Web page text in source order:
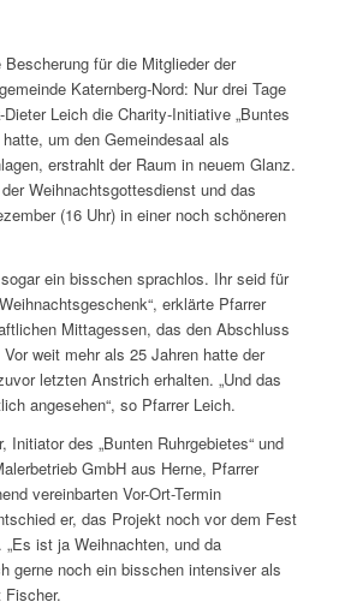
für die Mitglieder der
Katernberg-Nord: Nur drei Tage
Leich die Charity-Initiative „Buntes
um den Gemeindesaal als
erstrahlt der Raum in neuem Glanz.
Weihnachtsgottesdienst und das
(16 Uhr) in einer noch schöneren
ein bisschen sprachlos. Ihr seid für
erklärte Pfarrer
Mittagessen, das den Abschluss
weit mehr als 25 Jahren hatte der
letzten Anstrich erhalten. „Und das
angesehen“, so Pfarrer Leich.
Initiator des „Bunten Ruhrgebietes“ und
GmbH aus Herne, Pfarrer
vereinbarten Vor-Ort-Termin
er, das Projekt noch vor dem Fest
ist ja Weihnachten, und da
gerne noch ein bisschen intensiver als
Fischer.